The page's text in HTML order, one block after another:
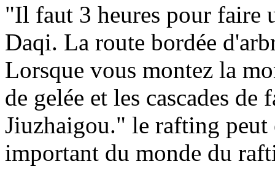
"Il faut 3 heures pour faire
Daqi. La route bordée
Lorsque vous montez la
de gelée et les cascades de
Jiuzhaigou." le rafting peut
important du monde du